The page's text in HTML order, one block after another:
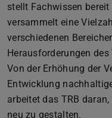
stellt Fachwissen bereit
versammelt eine
verschiedenen
Herausforderungen
Von der Erhöhung der
Entwicklung
arbeitet das TRB
neu zu gestalten.